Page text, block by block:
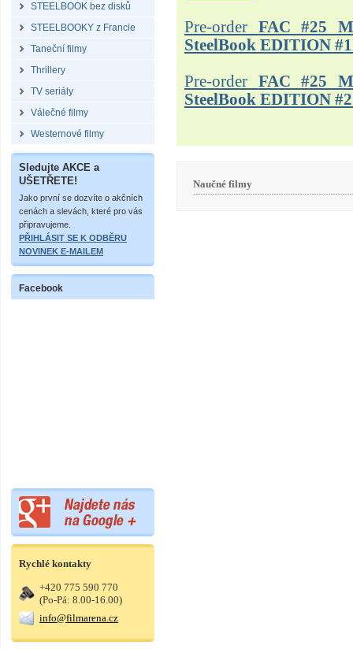
STEELBOOK bez disků
STEELBOOKY z Francie
Taneční filmy
Thrillery
TV seriály
Válečné filmy
Westernové filmy
Sledujte AKCE a
UŠETŘETE!
Jako první se dozvíte o akčních
cenách a slevách, které pro vás
připravujeme.
PŘIHLÁSIT SE K ODBĚRU
NOVINEK E-MAILEM
Facebook
Rychlé kontakty
+420 775 590 770
(Po-Pá: 8.00-16.00)
info@filmarena.cz
Pre-order FAC #25
SteelBook EDITION #1
Pre-order FAC #25
SteelBook EDITION #2
Naučné filmy